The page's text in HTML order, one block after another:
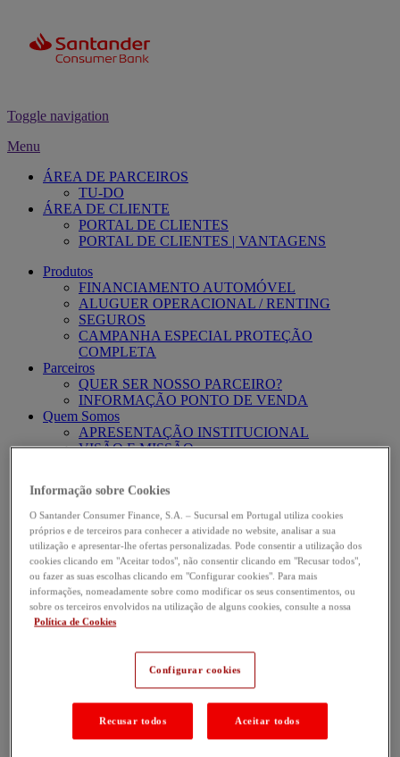
Toggle navigation
Menu
ÁREA DE PARCEIROS
TU-DO
ÁREA DE CLIENTE
PORTAL DE CLIENTES
PORTAL DE CLIENTES | VANTAGENS
Produtos
FINANCIAMENTO AUTOMÓVEL
ALUGUER OPERACIONAL / RENTING
SEGUROS
CAMPANHA ESPECIAL PROTEÇÃO
COMPLETA
Parceiros
QUER SER NOSSO PARCEIRO?
INFORMAÇÃO PONTO DE VENDA
Quem Somos
APRESENTAÇÃO INSTITUCIONAL
VISÃO E MISSÃO
SALA DE IMPRENSA
INFORMAÇÃO FINANCEIRA
INVESTOR RELATIONS
Contactos e Suporte
ATENDIMENTO AO CLIENTE
APOIO COMERCIAL PARCEIRO
PERGUNTAS FREQUENTES
CANAL ABIERTO
SEGURANÇA ONLINE
ÁREA DE PARCEIROS
ÁREA DE CLIENTE
PORTAL DE CLIENTES
PORTAL DE CLIENTES | VANTAGENS
Informação sobre Cookies
O Santander Consumer Finance, S.A. – Sucursal em Portugal utiliza cookies
próprios e de terceiros para conhecer a atividade no website, analisar a sua
utilização e apresentar-lhe ofertas personalizadas. Pode consentir a utilização dos
cookies clicando em "Aceitar todos", não consentir clicando em "Recusar todos",
ou fazer as suas escolhas clicando em "Configurar cookies". Para mais
informações, nomeadamente sobre como modificar os seus consentimentos, ou
sobre os terceiros envolvidos na utilização de alguns cookies, consulte a nossa
Política de Cookies
Configurar cookies
Recusar todos Aceitar todos